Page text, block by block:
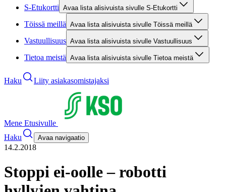
S-Etukortti Avaa lista alisivuista sivulle S-Etukortti
Töissä meillä Avaa lista alisivuista sivulle Töissä meillä
Vastuullisuus Avaa lista alisivuista sivulle Vastuullisuus
Tietoa meistä Avaa lista alisivuista sivulle Tietoa meistä
Haku Liity asiakasomistajaksi
Mene Etusivulle
Haku
Avaa navigaatio
14.2.2018
Stoppi ei-oolle – robotti